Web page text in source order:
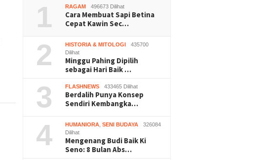
1 RAGAM 496673 Dilihat
Cara Membuat Sapi Betina
Cepat Kawin Sec…
2 HISTORIA & MITOLOGI
435700
Dilihat
Minggu Pahing Dipilih
sebagai Hari Baik …
3 FLASHNEWS 433465 Dilihat
Berdalih Punya Konsep
Sendiri Kembangka…
4 HUMANIORA ,SENI BUDAYA
326084
Dilihat
Mengenang Budi Baik Ki
Seno: 8 Bulan Abs…